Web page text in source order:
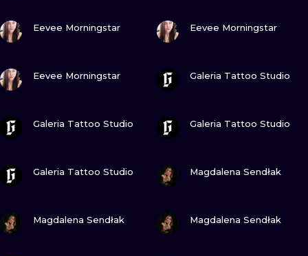
Eevee Morningstar Eevee Morningstar
Eevee Morningstar Galeria Tattoo Studio
Galeria Tattoo Studio Galeria Tattoo Studio
Galeria Tattoo Studio Magdalena Sendłak
Magdalena Sendłak Magdalena Sendłak